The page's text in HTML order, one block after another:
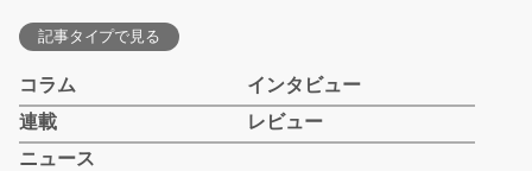
記事タイプで見る
コラム
インタビュー
連載
レビュー
ニュース